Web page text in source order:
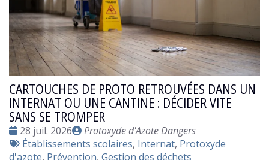
CARTOUCHES DE PROTO RETROUVÉES DANS UN
INTERNAT OU UNE CANTINE : DÉCIDER VITE
SANS SE TROMPER
Date
:
28 juil. 2026
Publié
par
Protoxyde d'Azote Dangers
Tags
:
Établissements scolaires, Internat, Protoxyde
d'azote, Prévention, Gestion des déchets